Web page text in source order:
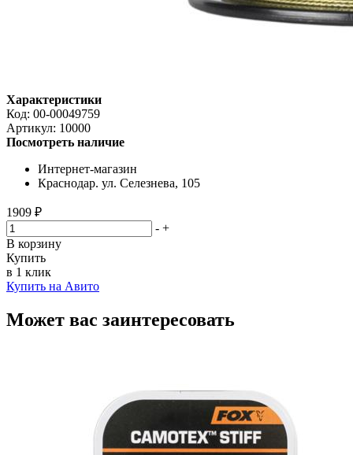
Характеристики
Код: 00-00049759
Артикул: 10000
Посмотреть наличие
Интернет-магазин
Краснодар. ул. Селезнева, 105
1909 ₽
- +
В корзину
Купить
в 1 клик
Купить на Авито
Может вас заинтересовать